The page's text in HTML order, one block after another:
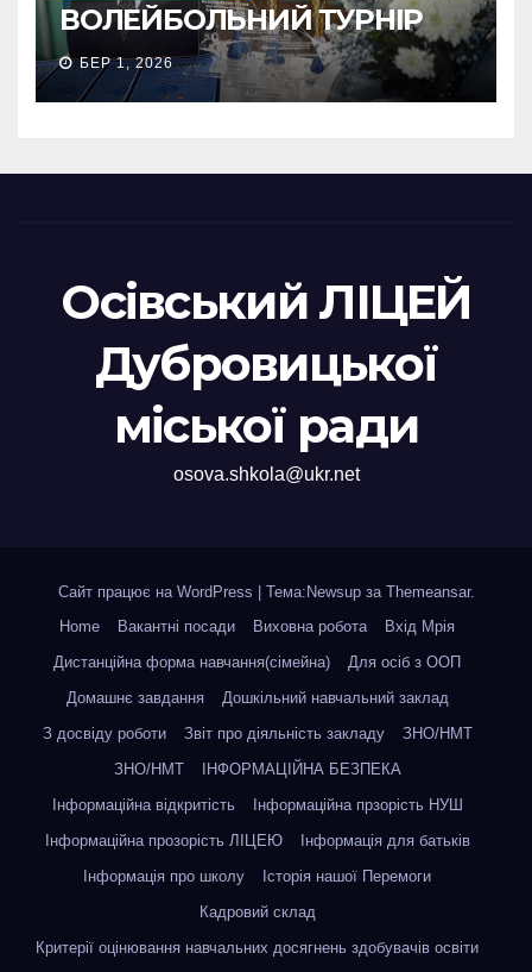
ВОЛЕЙБОЛЬНИЙ ТУРНІР
БЕР 1, 2026
Осівський ЛІЦЕЙ
Дубровицької
міської ради
osova.shkola@ukr.net
Сайт працює на WordPress Тема:Newsup за Themeansar.
Home
Вакантні посади Виховна робота
Вхід Мрія
Дистанційна форма навчання(сімейна)
Для осіб з ООП
Домашнє завдання
Дошкільний навчальний заклад
З досвіду роботи
Звіт про діяльність закладу
ЗНО/НМТ
ЗНО/НМТ
ІНФОРМАЦІЙНА БЕЗПЕКА
Інформаційна відкритість
Інформаційна прзорість НУШ
Інформаційна прозорість ЛІЦЕЮ
Інформація для батьків
Інформація про школу
Історія нашої Перемоги
Кадровий склад
Критерії оцінювання навчальних досягнень здобувачів освіти